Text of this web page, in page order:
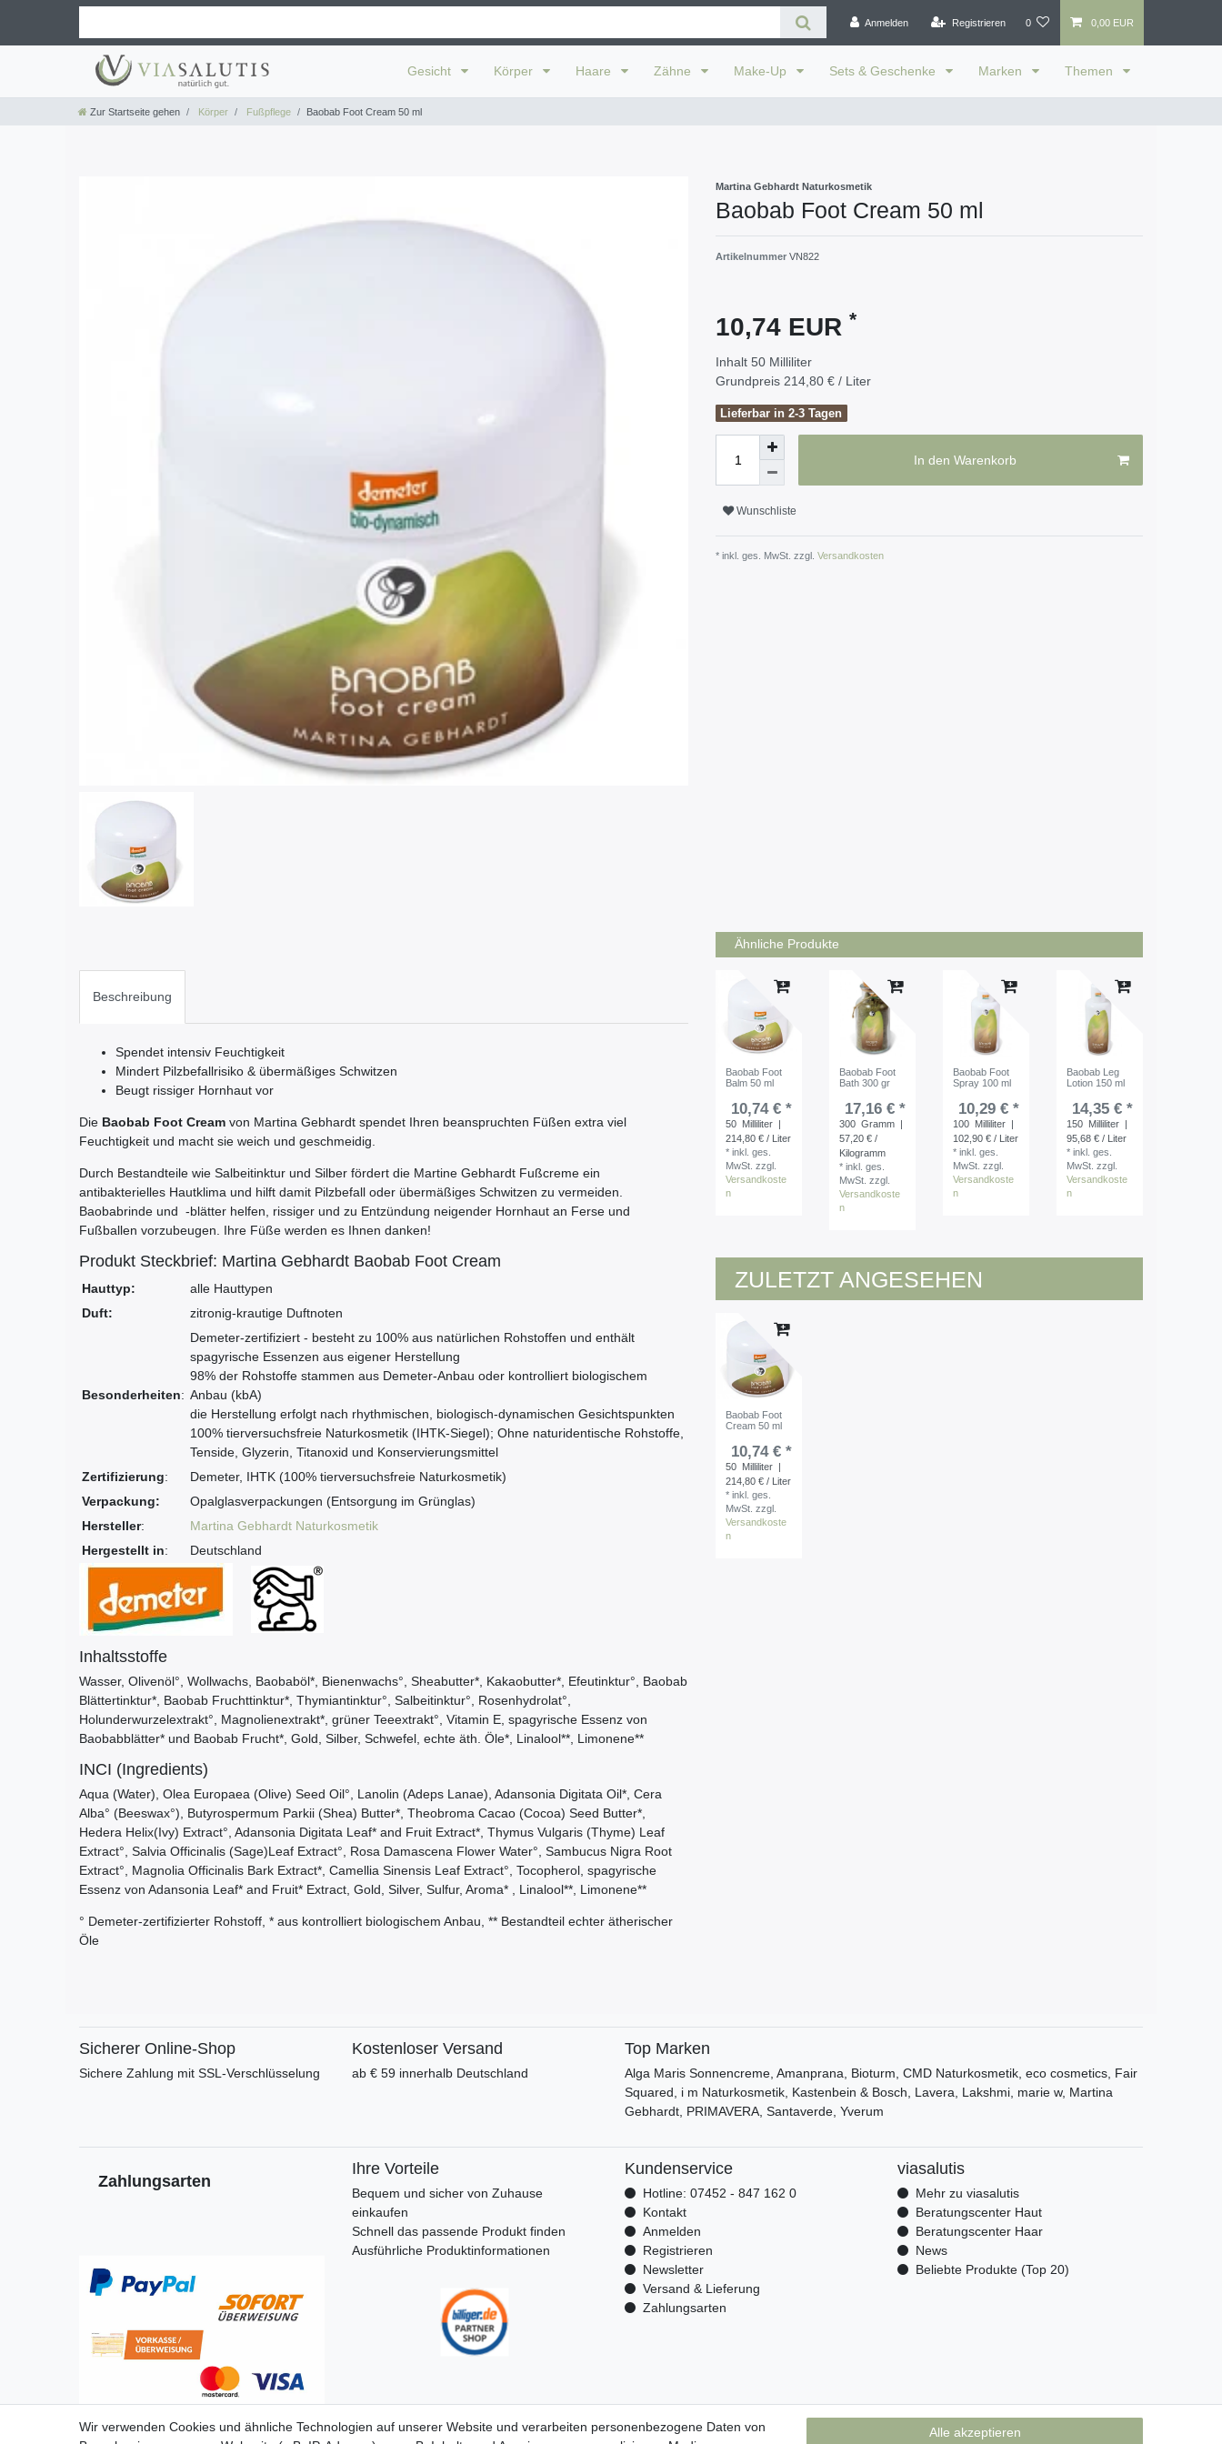
Anmelden Registrieren 0 0,00 EUR
Gesicht Körper Haare Zähne Make-Up Sets & Geschenke Marken Themen
Zur Startseite gehen Körper Fußpflege Baobab Foot Cream 50 ml
Martina Gebhardt Naturkosmetik
Baobab Foot Cream 50 ml
Artikelnummer VN822
10,74 EUR *
Inhalt 50 Milliliter
Grundpreis 214,80 € / Liter
Lieferbar in 2-3 Tagen
In den Warenkorb
Wunschliste
* inkl. ges. MwSt. zzgl. Versandkosten
Beschreibung
Spendet intensiv Feuchtigkeit
Mindert Pilzbefallrisiko & übermäßiges Schwitzen
Beugt rissiger Hornhaut vor
Die Baobab Foot Cream von Martina Gebhardt spendet Ihren beanspruchten Füßen extra viel
Feuchtigkeit und macht sie weich und geschmeidig.
Durch Bestandteile wie Salbeitinktur und Silber fördert die Martine Gebhardt Fußcreme ein
antibakterielles Hautklima und hilft damit Pilzbefall oder übermäßiges Schwitzen zu vermeiden.
Baobabrinde und -blätter helfen, rissiger und zu Entzündung neigender Hornhaut an Ferse und
Fußballen vorzubeugen. Ihre Füße werden es Ihnen danken!
Produkt Steckbrief: Martina Gebhardt Baobab Foot Cream
Hauttyp:
alle Hauttypen
Duft:
zitronig-krautige Duftnoten
Besonderheiten:
Demeter-zertifiziert - besteht zu 100% aus natürlichen Rohstoffen und enthält
spagyrische Essenzen aus eigener Herstellung
98% der Rohstoffe stammen aus Demeter-Anbau oder kontrolliert biologischem
Anbau (kbA)
die Herstellung erfolgt nach rhythmischen, biologisch-dynamischen Gesichtspunkten
100% tierversuchsfreie Naturkosmetik (IHTK-Siegel); Ohne naturidentische Rohstoffe,
Tenside, Glyzerin, Titanoxid und Konservierungsmittel
Zertifizierung:
Demeter, IHTK (100% tierversuchsfreie Naturkosmetik)
Verpackung:
Opalglasverpackungen (Entsorgung im Grünglas)
Hersteller:
Martina Gebhardt Naturkosmetik
Hergestellt in: Deutschland
Inhaltsstoffe
Wasser, Olivenöl°, Wollwachs, Baobaböl*, Bienenwachs°, Sheabutter*, Kakaobutter*, Efeutinktur°, Baobab
Blättertinktur*, Baobab Fruchttinktur*, Thymiantinktur°, Salbeitinktur°, Rosenhydrolat°,
Holunderwurzelextrakt°, Magnolienextrakt*, grüner Teeextrakt°, Vitamin E, spagyrische Essenz von
Baobabblätter* und Baobab Frucht*, Gold, Silber, Schwefel, echte äth. Öle*, Linalool**, Limonene**
INCI (Ingredients)
Aqua (Water), Olea Europaea (Olive) Seed Oil°, Lanolin (Adeps Lanae), Adansonia Digitata Oil*, Cera
Alba° (Beeswax°), Butyrospermum Parkii (Shea) Butter*, Theobroma Cacao (Cocoa) Seed Butter*,
Hedera Helix(Ivy) Extract°, Adansonia Digitata Leaf* and Fruit Extract*, Thymus Vulgaris (Thyme) Leaf
Extract°, Salvia Officinalis (Sage)Leaf Extract°, Rosa Damascena Flower Water°, Sambucus Nigra Root
Extract°, Magnolia Officinalis Bark Extract*, Camellia Sinensis Leaf Extract°, Tocopherol, spagyrische
Essenz von Adansonia Leaf* and Fruit* Extract, Gold, Silver, Sulfur, Aroma* , Linalool**, Limonene**
° Demeter-zertifizierter Rohstoff, * aus kontrolliert biologischem Anbau, ** Bestandteil echter ätherischer
Öle
Ähnliche Produkte
Baobab Foot
Balm 50 ml
10,74 € *
50 Milliliter |
214,80 € / Liter
*inkl. ges.
MwSt. zzgl.
Versandkoste
n
Baobab Foot
Bath 300 gr
17,16 € *
300 Gramm |
57,20 € /
Kilogramm
*inkl. ges.
MwSt. zzgl.
Versandkoste
n
Baobab Foot
Spray 100 ml
10,29 € *
100 Milliliter |
102,90 € / Liter
*inkl. ges.
MwSt. zzgl.
Versandkoste
n
Baobab Leg
Lotion 150 ml
14,35 € *
150 Milliliter |
95,68 € / Liter
*inkl. ges.
MwSt. zzgl.
Versandkoste
n
ZULETZT ANGESEHEN
Baobab Foot
Cream 50 ml
10,74 € *
50 Milliliter |
214,80 € / Liter
*inkl. ges.
MwSt. zzgl.
Versandkoste
n
Sicherer Online-Shop
Sichere Zahlung mit SSL-Verschlüsselung
Kostenloser Versand
ab € 59 innerhalb Deutschland
Top Marken
Alga Maris Sonnencreme, Amanprana, Bioturm, CMD Naturkosmetik, eco cosmetics, Fair
Squared, i m Naturkosmetik, Kastenbein & Bosch, Lavera, Lakshmi, marie w, Martina
Gebhardt, PRIMAVERA, Santaverde, Yverum
Zahlungsarten
Ihre Vorteile
Bequem und sicher von Zuhause
einkaufen
Schnell das passende Produkt finden
Ausführliche Produktinformationen
Kundenservice
Hotline: 07452 - 847 162 0
Kontakt
Anmelden
Registrieren
Newsletter
Versand & Lieferung
Zahlungsarten
viasalutis
Mehr zu viasalutis
Beratungscenter Haut
Beratungscenter Haar
News
Beliebte Produkte (Top 20)
Wir verwenden Cookies und ähnliche Technologien auf unserer Website und verarbeiten personenbezogene Daten von
Alle akzeptieren